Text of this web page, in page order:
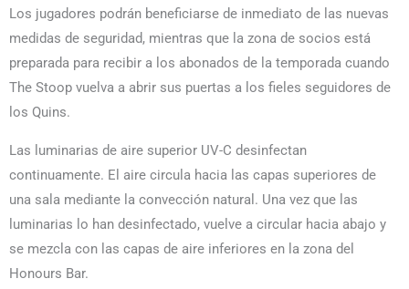
Los jugadores podrán beneficiarse de inmediato de las nuevas
medidas de seguridad, mientras que la zona de socios está
preparada para recibir a los abonados de la temporada cuando
The Stoop vuelva a abrir sus puertas a los fieles seguidores de
los Quins.
Las luminarias de aire superior UV-C desinfectan
continuamente. El aire circula hacia las capas superiores de
una sala mediante la convección natural. Una vez que las
luminarias lo han desinfectado, vuelve a circular hacia abajo y
se mezcla con las capas de aire inferiores en la zona del
Honours Bar.